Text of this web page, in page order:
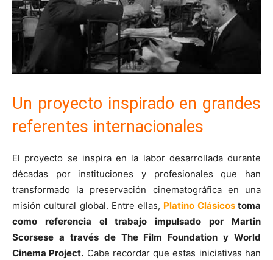
Un proyecto inspirado en grandes
referentes internacionales
El proyecto se inspira en la labor desarrollada durante
décadas por instituciones y profesionales que han
transformado la preservación cinematográfica en una
misión cultural global. Entre ellas, Platino Clásicostoma
como referencia el trabajo impulsado por Martin
Scorsese a través de The Film Foundation y World
Cinema Project. Cabe recordar que estas iniciativas han